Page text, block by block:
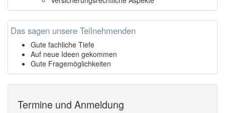
Das sagen unsere Teilnehmenden
Gute fachliche Tiefe
Auf neue Ideen gekommen
Gute Fragemöglichkeiten
Termine und Anmeldung